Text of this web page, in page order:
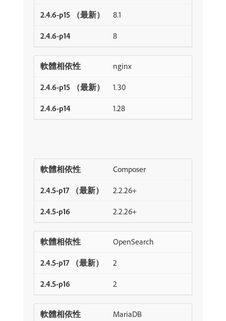
8.1
8
nginx
1.30
1.28
Composer
2.2.26+
2.2.26+
OpenSearch
2
2
MariaDB